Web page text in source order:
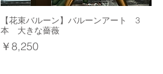
【花束バルーン】バルーンアート 3
本 大きな薔薇
価格
￥8,250